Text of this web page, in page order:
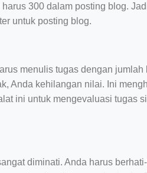
300 dalam posting blog.
untuk posting blog.
menulis tugas dengan
Anda kehilangan nilai. Ini
ini untuk mengevaluasi tugas
diminati. Anda harus